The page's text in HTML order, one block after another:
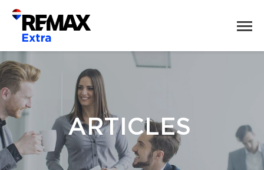
ARTICLES